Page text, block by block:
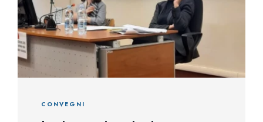
CONVEGNI